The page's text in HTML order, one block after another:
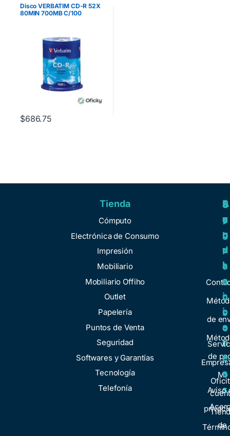
Disco VERBATIM CD-R 52X
80MIN 700MB C/100
$686.75
Tienda
Cómputo
Electrónica de Consumo
Impresión
Mobiliario
Mobiliario Offiho
Outlet
Papelería
Puntos de Venta
Seguridad
Softwares y Garantías
Tecnología
Telefonía
A
y
u
d
a
de
de
Mi
S
o
b
r
e
n
o
s
o
t
r
o
s
de
R
e
g
u
l
a
c
i
o
n
e
s
Aviso
S
e
r
v
i
c
i
o
s